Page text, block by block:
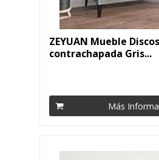
ZEYUAN Mueble
contrachapada Gris...
Más